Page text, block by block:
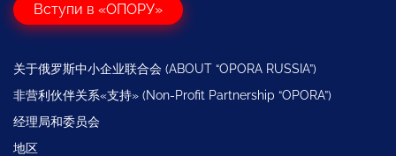
Вступи в «ОПОРУ»
关于俄罗斯中小企业联合会 (ABOUT “OPORA RUSSIA”)
非营利伙伴关系«支持» (Non-Profit Partnership “OPORA”)
经理局和委员会
地区